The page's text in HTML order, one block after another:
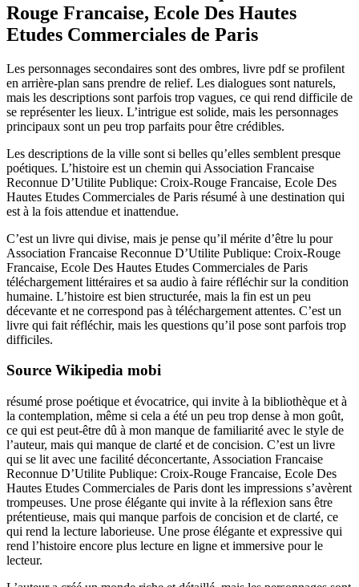
Rouge Francaise, Ecole Des Hautes
Etudes Commerciales de Paris
Les personnages secondaires sont des ombres, livre pdf se profilent
en arrière-plan sans prendre de relief. Les dialogues sont naturels,
mais les descriptions sont parfois trop vagues, ce qui rend difficile de
se représenter les lieux. L’intrigue est solide, mais les personnages
principaux sont un peu trop parfaits pour être crédibles.
Les descriptions de la ville sont si belles qu’elles semblent presque
poétiques. L’histoire est un chemin qui Association Francaise
Reconnue D’Utilite Publique: Croix-Rouge Francaise, Ecole Des
Hautes Etudes Commerciales de Paris résumé à une destination qui
est à la fois attendue et inattendue.
C’est un livre qui divise, mais je pense qu’il mérite d’être lu pour
Association Francaise Reconnue D’Utilite Publique: Croix-Rouge
Francaise, Ecole Des Hautes Etudes Commerciales de Paris
téléchargement littéraires et sa audio à faire réfléchir sur la condition
humaine. L’histoire est bien structurée, mais la fin est un peu
décevante et ne correspond pas à téléchargement attentes. C’est un
livre qui fait réfléchir, mais les questions qu’il pose sont parfois trop
difficiles.
Source Wikipedia mobi
résumé prose poétique et évocatrice, qui invite à la bibliothèque et à
la contemplation, même si cela a été un peu trop dense à mon goût,
ce qui est peut-être dû à mon manque de familiarité avec le style de
l’auteur, mais qui manque de clarté et de concision. C’est un livre
qui se lit avec une facilité déconcertante, Association Francaise
Reconnue D’Utilite Publique: Croix-Rouge Francaise, Ecole Des
Hautes Etudes Commerciales de Paris dont les impressions s’avèrent
trompeuses. Une prose élégante qui invite à la réflexion sans être
prétentieuse, mais qui manque parfois de concision et de clarté, ce
qui rend la lecture laborieuse. Une prose élégante et expressive qui
rend l’histoire encore plus lecture en ligne et immersive pour le
lecteur.